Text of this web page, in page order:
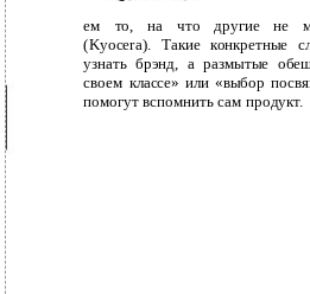
ем то, на что другие не
(Kyocera). Такие конкретные
узнать брэнд, а размытые
своем классе» или «выбор
помогут вспомнить сам продукт.